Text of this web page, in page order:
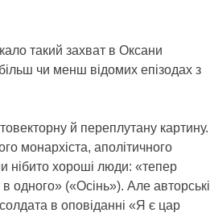
такий захват в Оксани
чи менш відомих епізодах з
й переплутану картину.
монархіста, аполітичного
нібито хороші люди: «тепер
одного» («Осінь»). Але авторські
в оповіданні «Я є цар